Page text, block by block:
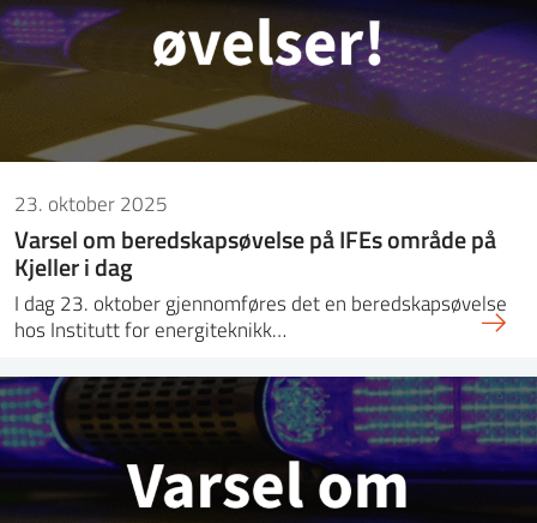
23. oktober 2025
Varsel om beredskapsøvelse på IFEs område på
Kjeller i dag
I dag 23. oktober gjennomføres det en beredskapsøvelse
hos Institutt for energiteknikk…